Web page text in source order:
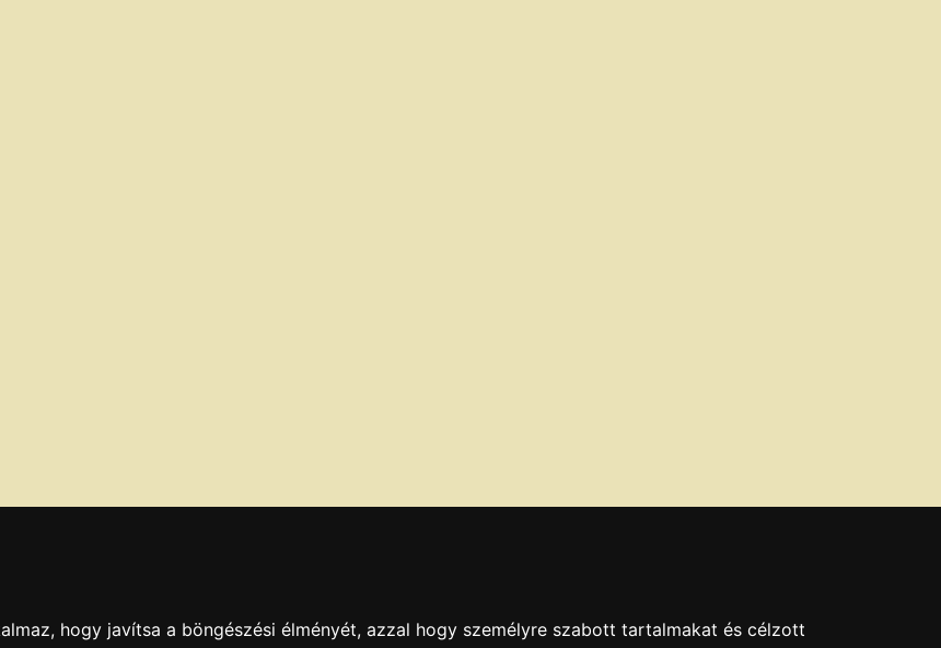
hogy javítsa a böngészési élményét, azzal hogy személyre szabott tartalmakat és célzott